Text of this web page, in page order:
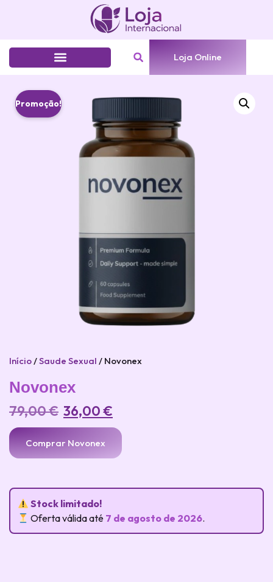
Loja Online
Promoção!
Início/Saude Sexual / Novonex
Novonex
79,00€ 36,00€
Comprar Novonex
Stock limitado!
Oferta válida até 7 de agosto de 2026.